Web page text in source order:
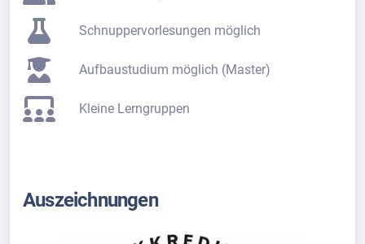
Schnuppervorlesungen möglich
Aufbaustudium möglich (Master)
Kleine Lerngruppen
Auszeichnungen